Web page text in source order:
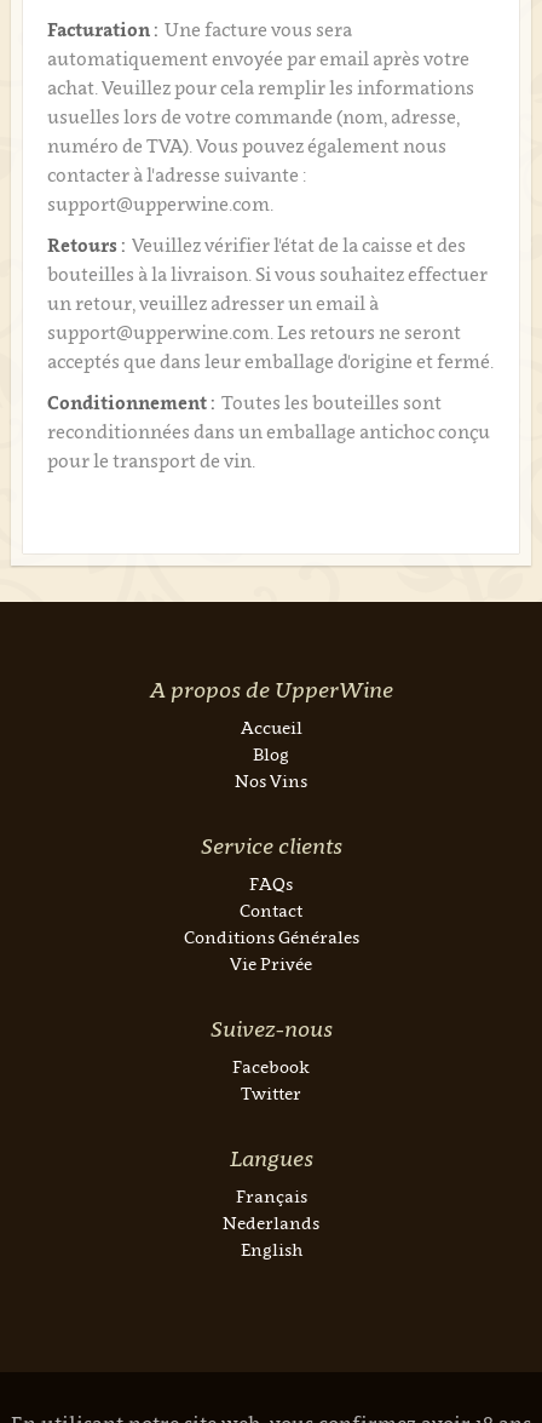
Facturation : Une facture vous sera
automatiquement envoyée par email après votre
achat. Veuillez pour cela remplir les informations
usuelles lors de votre commande (nom, adresse,
numéro de TVA). Vous pouvez également nous
contacter à l'adresse suivante :
support@upperwine.com.
Retours : Veuillez vérifier l'état de la caisse et des
bouteilles à la livraison. Si vous souhaitez effectuer
un retour, veuillez adresser un email à
support@upperwine.com. Les retours ne seront
acceptés que dans leur emballage d'origine et fermé.
Conditionnement : Toutes les bouteilles sont
reconditionnées dans un emballage antichoc conçu
pour le transport de vin.
A propos de UpperWine
Accueil
Blog
Nos Vins
Service clients
FAQs
Contact
Conditions Générales
Vie Privée
Suivez-nous
Facebook
Twitter
Langues
Français
Nederlands
English